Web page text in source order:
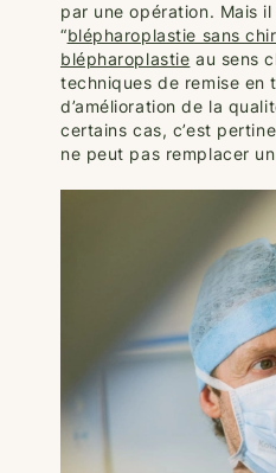
par une opération. Mais
“blépharoplastie sans
blépharoplastie au sens
techniques de remise en
d’amélioration de la
certains cas, c’est
ne peut pas remplacer